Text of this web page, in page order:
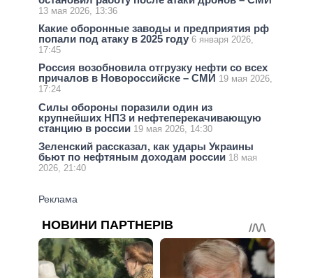
13 мая 2026, 13:36
Какие оборонные заводы и предприятия рф
попали под атаку в 2025 году 6 января 2026,
17:45
Россия возобновила отгрузку нефти со всех
причалов в Новороссийске – СМИ 19 мая 2026,
17:24
Силы обороны поразили один из
крупнейших НПЗ и нефтеперекачивающую
станцию в россии 19 мая 2026, 14:30
Зеленский рассказал, как удары Украины
бьют по нефтяным доходам россии 18 мая
2026, 21:40